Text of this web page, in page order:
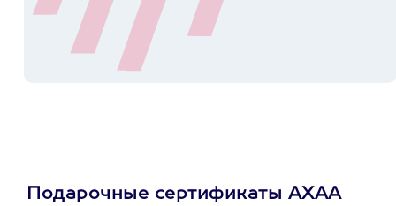
Подарочные сертификаты АХАА